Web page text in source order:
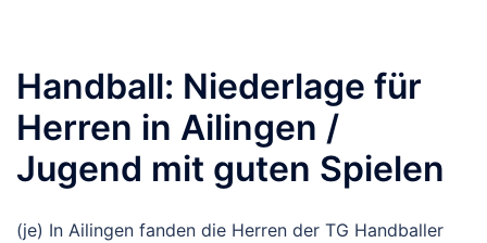
Handball: Niederlage für
Herren in Ailingen /
Jugend mit guten Spielen
(je) In Ailingen fanden die Herren der TG Handballer